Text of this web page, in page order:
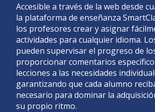
Accesible a través de la web desde
la plataforma de enseñanza
los profesores crear y asignar
actividades para cualquier idioma.
pueden supervisar el progreso de
proporcionar comentarios
lecciones a las necesidades
garantizando que cada alumno
necesario para dominar la
su propio ritmo.